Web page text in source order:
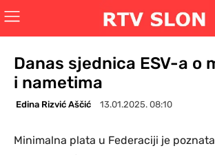
Danas sjednica ESV-a o
i nametima
Edina Rizvić Aščić 13.01.2025. 08:10
Minimalna plata u Federaciji je